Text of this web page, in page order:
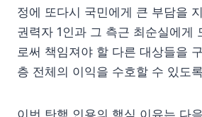
정에 또다시 국민에게 큰 부담을
권력자 1인과 그 측근 최순실에게
로써 책임져야 할 다른 대상들을
층 전체의 이익을 수호할 수 있도
이번 탄핵 인용의 핵심 이유는 다